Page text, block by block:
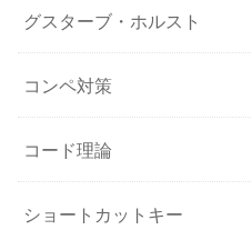
グスターブ・ホルスト
コンペ対策
コード理論
ショートカットキー